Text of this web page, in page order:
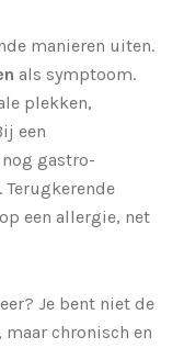
manieren uiten.
als symptoom.
plekken,
een
gastro-
een allergie, net
Je bent niet de
chronisch en